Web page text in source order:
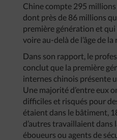
Chine compte 295
dont près de 86 millions
première génération et
voire au-delà de l’âge de la
Dans son rapport, le
conclut que la première
internes chinois présente
Une majorité d’entre eux
difficiles et risqués pour
étaient dans le bâtiment,
d’autres travaillaient
éboueurs ou agents de